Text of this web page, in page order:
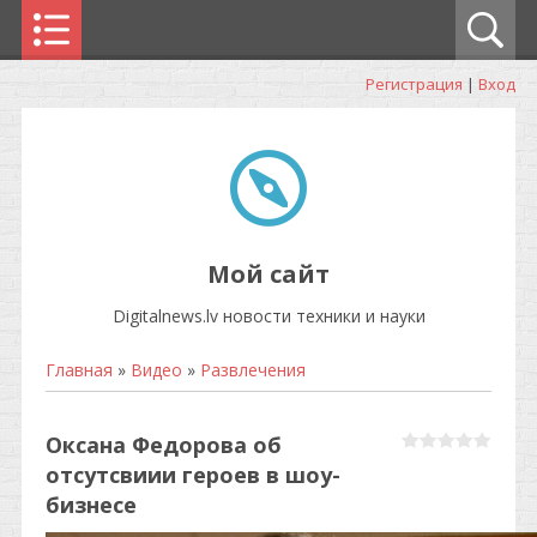
Регистрация | Вход
Мой сайт
Digitalnews.lv новости техники и науки
Главная » Видео » Развлечения
Оксана Федорова об
отсутсвиии героев в шоу-
бизнесе